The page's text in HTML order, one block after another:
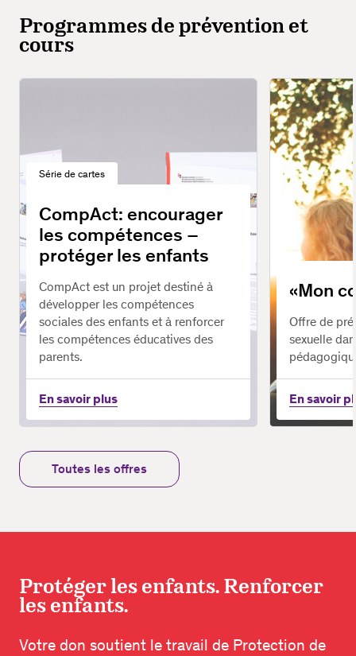
Programmes de prévention et
cours
CompAct: encourager
les compétences –
protéger les enfants
Série de cartes
CompAct est un projet destiné à
développer les compétences
sociales des enfants et à renforcer
les compétences éducatives des
parents.
En savoir plus
«Mon
Offre de
sexuelle
En savoir
Toutes les offres
Protéger les enfants. Renforcer
les enfants.
Votre don soutient le travail de Protection de